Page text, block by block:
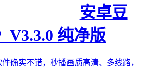
安卓豆
纯净版
确实不错，秒播画质高清、多线路，